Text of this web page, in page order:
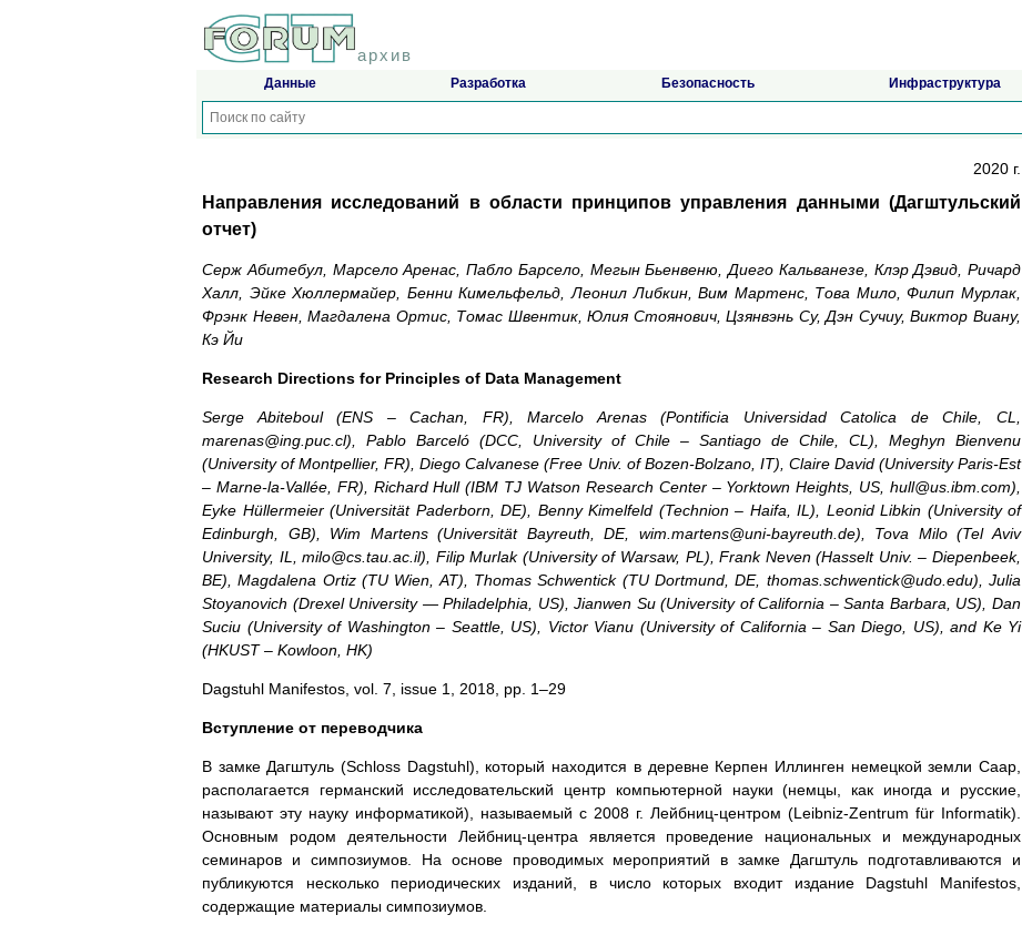
архив
Данные Разработка Безопасность Инфраструктура
2020 г.
Направления исследований в области принципов управления данными (Дагштульский
отчет)
Серж Абитебул, Марсело Аренас, Пабло Барсело, Мегын Бьенвеню, Диего Кальванезе, Клэр Дэвид, Ричард
Халл, Эйке Хюллермайер, Бенни Кимельфельд, Леонил Либкин, Вим Мартенс, Това Мило, Филип Мурлак,
Фрэнк Невен, Магдалена Ортис, Томас Швентик, Юлия Стоянович, Цзянвэнь Су, Дэн Сучиу, Виктор Виану,
Кэ Йи
Research Directions for Principles of Data Management
Serge Abiteboul (ENS – Cachan, FR), Marcelo Arenas (Pontificia Universidad Catolica de Chile, CL,
marenas@ing.puc.cl), Pablo Barceló (DCC, University of Chile – Santiago de Chile, CL), Meghyn Bienvenu
(University of Montpellier, FR), Diego Calvanese (Free Univ. of Bozen-Bolzano, IT), Claire David (University Paris-Est
– Marne-la-Vallée, FR), Richard Hull (IBM TJ Watson Research Center – Yorktown Heights, US, hull@us.ibm.com),
Eyke Hüllermeier (Universität Paderborn, DE), Benny Kimelfeld (Technion – Haifa, IL), Leonid Libkin (University of
Edinburgh, GB), Wim Martens (Universität Bayreuth, DE, wim.martens@uni-bayreuth.de), Tova Milo (Tel Aviv
University, IL, milo@cs.tau.ac.il), Filip Murlak (University of Warsaw, PL), Frank Neven (Hasselt Univ. – Diepenbeek,
BE), Magdalena Ortiz (TU Wien, AT), Thomas Schwentick (TU Dortmund, DE, thomas.schwentick@udo.edu), Julia
Stoyanovich (Drexel University — Philadelphia, US), Jianwen Su (University of California – Santa Barbara, US), Dan
Suciu (University of Washington – Seattle, US), Victor Vianu (University of California – San Diego, US), and Ke Yi
(HKUST – Kowloon, HK)
Dagstuhl Manifestos, vol. 7, issue 1, 2018, pp. 1–29
Вступление от переводчика
В замке Дагштуль (Schloss Dagstuhl), который находится в деревне Керпен Иллинген немецкой земли Саар,
располагается германский исследовательский центр компьютерной науки (немцы, как иногда и русские,
называют эту науку информатикой), называемый с 2008 г. Лейбниц-центром (Leibniz-Zentrum für Informatik).
Основным родом деятельности Лейбниц-центра является проведение национальных и международных
семинаров и симпозиумов. На основе проводимых мероприятий в замке Дагштуль подготавливаются и
публикуются несколько периодических изданий, в число которых входит издание Dagstuhl Manifestos,
содержащие материалы симпозиумов.